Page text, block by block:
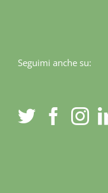
Seguimi anche su: